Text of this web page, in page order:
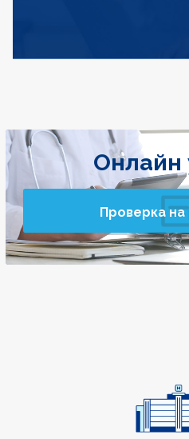
Онлайн
Проверка на